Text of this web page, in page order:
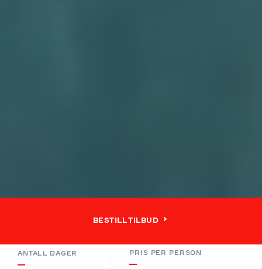
BESTILL TILBUD
ANTALL DAGER PRIS PER PERSON